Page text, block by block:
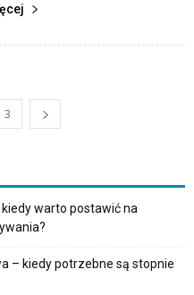
3
warto postawić na
– kiedy potrzebne są stopnie